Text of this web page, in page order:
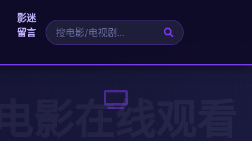
影迷
留言